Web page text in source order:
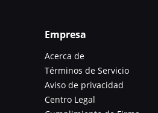
Empresa
Acerca de
Términos de Servicio
Aviso de privacidad
Centro Legal